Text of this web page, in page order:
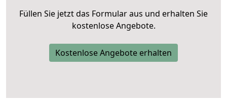
Füllen Sie jetzt das Formular aus und erhalten Sie
kostenlose Angebote.
Kostenlose Angebote erhalten